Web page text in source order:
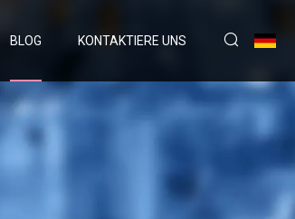
BLOG KONTAKTIERE UNS